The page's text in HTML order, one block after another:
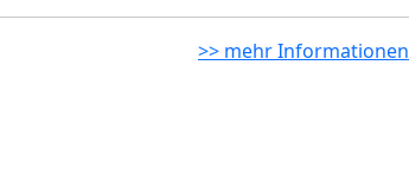
>> mehr Informationen